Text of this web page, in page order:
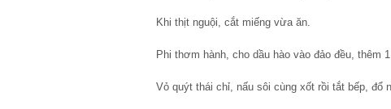
Khi thịt nguội, cắt miếng vừa ăn.
Phi thơm hành, cho dầu hào vào đảo đều, thêm
Vỏ quýt thái chỉ, nấu sôi cùng xốt rồi tắt bếp, đổ